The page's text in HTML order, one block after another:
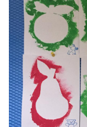
ROČNÍ PLÁN -
VZDĚLÁVACÍ BLOK
VZDĚLÁVACÍ BLOK
VZDĚLÁVACÍ BLOK